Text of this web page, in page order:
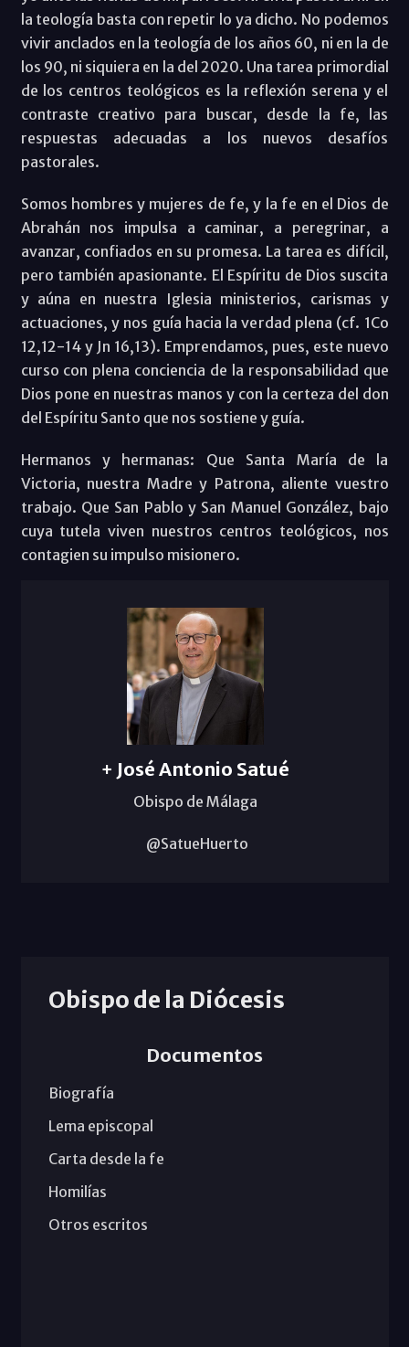
la teología basta con repetir lo ya dicho. No podemos
vivir anclados en la teología de los años 60, ni en la de
los 90, ni siquiera en la del 2020. Una tarea primordial
de los centros teológicos es la reflexión serena y el
contraste creativo para buscar, desde la fe, las
respuestas adecuadas a los nuevos desafíos
pastorales.
Somos hombres y mujeres de fe, y la fe en el Dios de
Abrahán nos impulsa a caminar, a peregrinar, a
avanzar, confiados en su promesa. La tarea es difícil,
pero también apasionante. El Espíritu de Dios suscita
y aúna en nuestra Iglesia ministerios, carismas y
actuaciones, y nos guía hacia la verdad plena (cf. 1Co
12,12-14 y Jn 16,13). Emprendamos, pues, este nuevo
curso con plena conciencia de la responsabilidad que
Dios pone en nuestras manos y con la certeza del don
del Espíritu Santo que nos sostiene y guía.
Hermanos y hermanas: Que Santa María de la
Victoria, nuestra Madre y Patrona, aliente vuestro
trabajo. Que San Pablo y San Manuel González, bajo
cuya tutela viven nuestros centros teológicos, nos
contagien su impulso misionero.
+ José Antonio Satué
Obispo de Málaga
@SatueHuerto
Obispo de la Diócesis
Documentos
Biografía
Lema episcopal
Carta desde la fe
Homilías
Otros escritos